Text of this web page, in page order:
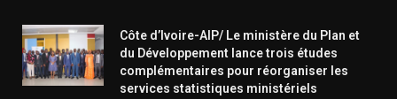
Côte d’Ivoire-AIP/ Le ministère du Plan et
du Développement lance trois études
complémentaires pour réorganiser les
services statistiques ministériels